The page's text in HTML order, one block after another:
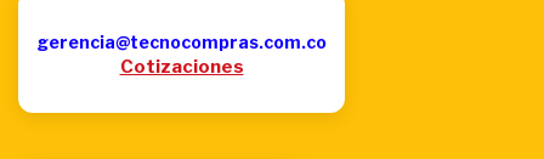
gerencia@tecnocompras.com.co
Cotizaciones